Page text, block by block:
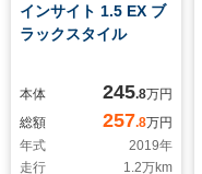
インサイト 1.5 EX ブ
ラックスタイル
本体 245.8万円
総額
257.8万円
年式
2019年
走行
1.2万km